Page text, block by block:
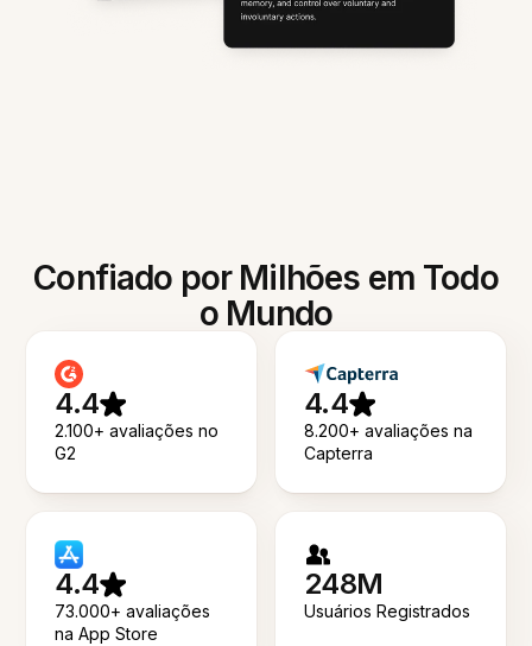
Confiado por Milhões em Todo
o Mundo
4.4
2.100+ avaliações no
G2
4.4
8.200+ avaliações na
Capterra
4.4
73.000+ avaliações
na App Store
248M
Usuários Registrados